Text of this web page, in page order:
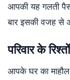
आपकी यह गलती
बार इसकी वजह से
परिवार के
आपके घर का